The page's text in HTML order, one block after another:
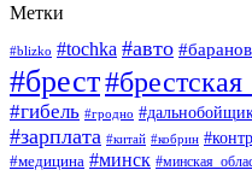
Метки
#blizko #tochka #авто
#брест
#гибель #гродно
#зарплата #китай #кобрин
#медицина #минск